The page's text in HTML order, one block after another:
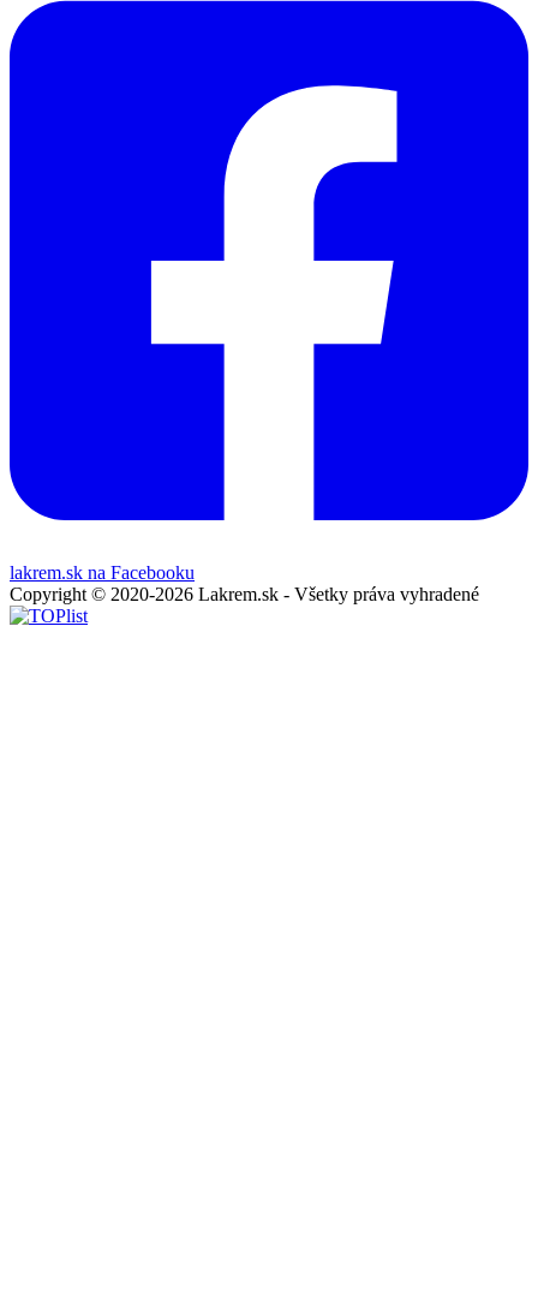
lakrem.sk na Facebooku
Copyright © 2020-2026 Lakrem.sk - Všetky práva vyhradené